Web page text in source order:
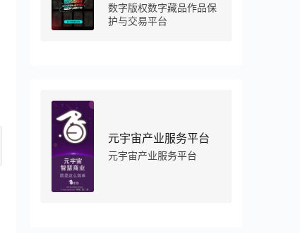
数字版权数字藏品作品保
护与交易平台
元宇宙产业服务平台
元宇宙产业服务平台